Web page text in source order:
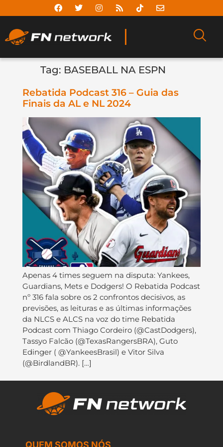
Tag: BASEBALL NA ESPN
Rebatida Podcast 316 – Guia das
Finais da AL e NL 2024
Apenas 4 times seguem na disputa: Yankees,
Guardians, Mets e Dodgers! O Rebatida Podcast
nº 316 fala sobre os 2 confrontos decisivos, as
previsões, as leituras e as últimas informações
da NLCS e ALCS na voz do time Rebatida
Podcast com Thiago Cordeiro (@CastDodgers),
Tassyo Falcão (@TexasRangersBRA), Guto
Edinger ( @YankeesBrasil) e Vitor Silva
(@BirdlandBR). […]
QUEM SOMOS NÓS